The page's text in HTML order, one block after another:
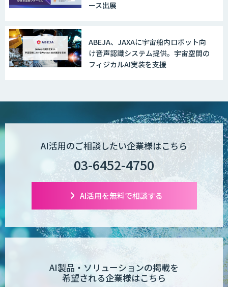
ース出展
ABEJA、JAXAに宇宙船内ロボット向
け音声認識システム提供。宇宙空間の
フィジカルAI実装を支援
AI活用のご相談したい企業様はこちら
03-6452-4750
AI活用を無料で相談する
AI製品・ソリューションの掲載を
希望される企業様はこちら